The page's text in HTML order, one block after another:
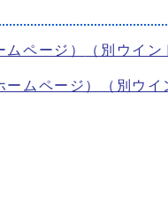
ページ） （別ウイン
ムページ） （別ウ